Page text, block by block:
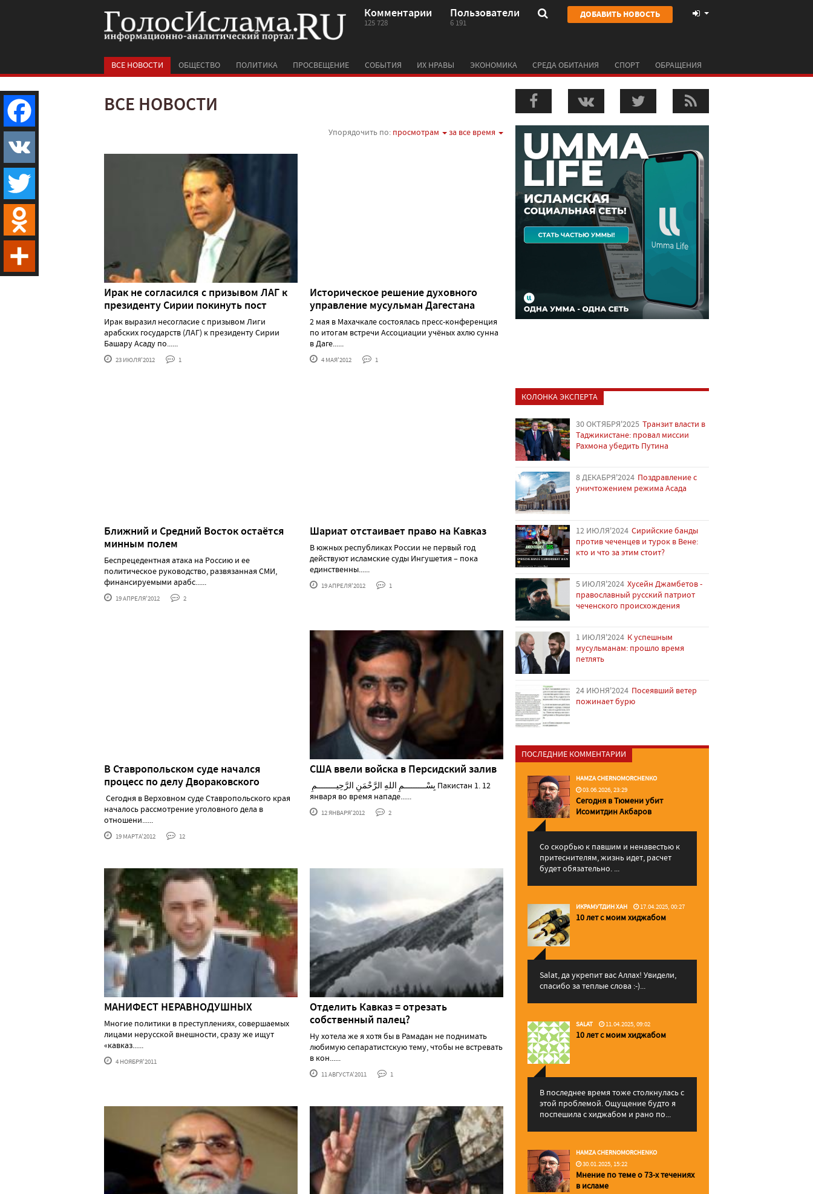
Комментарии
125 728
Пользователи
6 191
ДОБАВИТЬ НОВОСТЬ
ВСЕ НОВОСТИ ОБЩЕСТВО ПОЛИТИКА ПРОСВЕЩЕНИЕ СОБЫТИЯ ИХ НРАВЫ ЭКОНОМИКА СРЕДА ОБИТАНИЯ СПОРТ ОБРАЩЕНИЯ
ВСЕ НОВОСТИ
Упорядочить по: просмотрам за все время
Ирак не согласился с призывом ЛАГ к
президенту Сирии покинуть пост
Ирак выразил несогласие с призывом Лиги
арабских государств (ЛАГ) к президенту Сирии
Башару Асаду по......
23 ИЮЛЯ'2012 1
Историческое решение духовного
управление мусульман Дагестана
2 мая в Махачкале состоялась пресс-конференция
по итогам встречи Ассоциации учёных ахлю сунна
в Даге......
4 МАЯ'2012 1
Ближний и Средний Восток остаётся
минным полем
Беспрецедентная атака на Россию и ее
политическое руководство, развязанная СМИ,
финансируемыми арабс......
19 АПРЕЛЯ'2012 2
Шариат отстаивает право на Кавказ
В южных республиках России не первый год
действуют исламские суды Ингушетия – пока
единственны......
19 АПРЕЛЯ'2012 1
В Ставропольском суде начался
процесс по делу Двораковского
Сегодня в Верховном суде Ставропольского края
началось рассмотрение уголовного дела в
отношени......
19 МАРТА'2012 12
США ввели войска в Персидский залив
января во время нападе......
12 ЯНВАРЯ'2012 2
МАНИФЕСТ НЕРАВНОДУШНЫХ
Многие политики в преступлениях, совершаемых
лицами нерусской внешности, сразу же ищут
«кавказ......
4 НОЯБРЯ'2011
Отделить Кавказ = отрезать
собственный палец?
Ну хотела же я хотя бы в Рамадан не поднимать
любимую сепаратистскую тему, чтобы не встревать
в кон......
11 АВГУСТА'2011 1
КОЛОНКА ЭКСПЕРТА
30 ОКТЯБРЯ'2025 Транзит власти в
Таджикистане: провал миссии
Рахмона убедить Путина
8 ДЕКАБРЯ'2024 Поздравление с
уничтожением режима Асада
12 ИЮЛЯ'2024 Сирийские банды
против чеченцев и турок в Вене:
кто и что за этим стоит?
5 ИЮЛЯ'2024 Хусейн Джамбетов -
православный русский патриот
чеченского происхождения
1 ИЮЛЯ'2024 К успешным
мусульманам: прошло время
петлять
24 ИЮНЯ'2024 Посеявший ветер
пожинает бурю
ПОСЛЕДНИЕ КОММЕНТАРИИ
HAMZA CHERNOMORCHENKO
03.06.2026, 23:29
Сегодня в Тюмени убит
Исомитдин Акбаров
Со скорбью к павшим и ненавестью к
притеснителям, жизнь идет, расчет
будет обязательно. ...
ИКРАМУТДИН ХАН 17.04.2025, 00:27
10 лет с моим хиджабом
Salat, да укрепит вас Аллаx! Увидели,
спасибо за теплые слова :-)...
SALAT 11.04.2025, 09:02
10 лет с моим хиджабом
В последнее время тоже столкнулась с
этой проблемой. Ощущение будто я
поспешила с хиджабом и рано по...
HAMZA CHERNOMORCHENKO
30.01.2025, 15:22
Мнение по теме о 73-х течениях
в исламе
Facebook
VK
Twitter
Odnoklassniki